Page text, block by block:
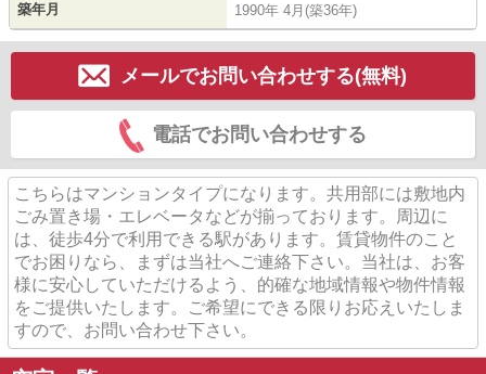
築年月 1990年 4月(築36年)
メールでお問い合わせする(無料)
電話でお問い合わせする
こちらはマンションタイプになります。共用部には敷地内
ごみ置き場・エレベータなどが揃っております。周辺に
は、徒歩4分で利用できる駅があります。賃貸物件のこと
でお困りなら、まずは当社へご連絡下さい。当社は、お客
様に安心していただけるよう、的確な地域情報や物件情報
をご提供いたします。ご希望にできる限りお応えいたしま
すので、お問い合わせ下さい。